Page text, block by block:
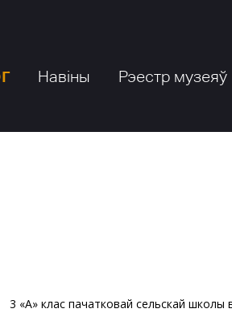
Навіны Рэестр музеяў
3 «А» клас пачатковай сельскай школы